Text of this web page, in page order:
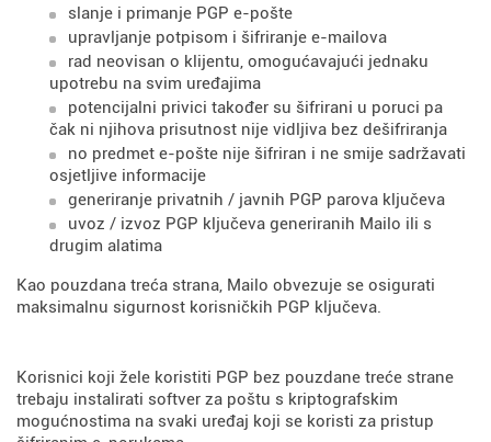
slanje i primanje PGP e-pošte
upravljanje potpisom i šifriranje e-mailova
rad neovisan o klijentu, omogućavajući jednaku
upotrebu na svim uređajima
potencijalni privici također su šifrirani u poruci pa
čak ni njihova prisutnost nije vidljiva bez dešifriranja
no predmet e-pošte nije šifriran i ne smije sadržavati
osjetljive informacije
generiranje privatnih / javnih PGP parova ključeva
uvoz / izvoz PGP ključeva generiranih Mailo ili s
drugim alatima
Kao pouzdana treća strana, Mailo obvezuje se osigurati
maksimalnu sigurnost korisničkih PGP ključeva.
Korisnici koji žele koristiti PGP bez pouzdane treće strane
trebaju instalirati softver za poštu s kriptografskim
mogućnostima na svaki uređaj koji se koristi za pristup